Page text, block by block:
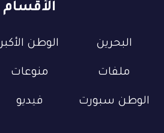
الأقسام
البحرين الوطن الأكبر
ملفات منوعات
الوطن سبورت فيديو